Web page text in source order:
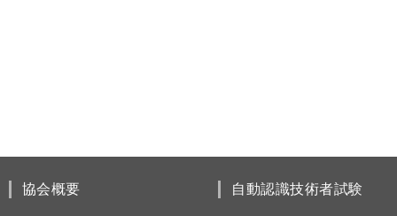
協会概要 自動認識技術者試験